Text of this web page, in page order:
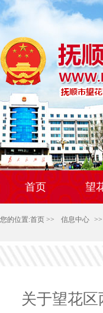
首页 望
您的位置:首页 >> 信息中心 >>
关于望花